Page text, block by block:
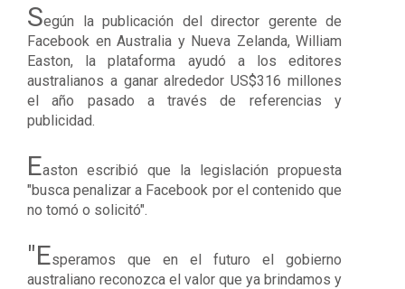
Según la publicación del director gerente de
Facebook en Australia y Nueva Zelanda, William
Easton, la plataforma ayudó a los editores
australianos a ganar alrededor US$316 millones
el año pasado a través de referencias y
publicidad.
Easton escribió que la legislación propuesta
"busca penalizar a Facebook por el contenido que
no tomó o solicitó".
"Esperamos que en el futuro el gobierno
australiano reconozca el valor que ya brindamos y